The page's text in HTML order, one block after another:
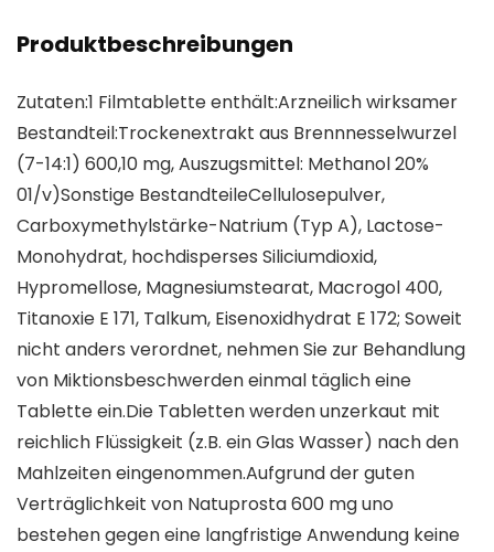
Produktbeschreibungen
Zutaten:1 Filmtablette enthält:Arzneilich wirksamer
Bestandteil:Trockenextrakt aus Brennnesselwurzel
(7-14:1) 600,10 mg, Auszugsmittel: Methanol 20%
01/v)Sonstige BestandteileCellulosepulver,
Carboxymethylstärke-Natrium (Typ A), Lactose-
Monohydrat, hochdisperses Siliciumdioxid,
Hypromellose, Magnesiumstearat, Macrogol 400,
Titanoxie E 171, Talkum, Eisenoxidhydrat E 172; Soweit
nicht anders verordnet, nehmen Sie zur Behandlung
von Miktionsbeschwerden einmal täglich eine
Tablette ein.Die Tabletten werden unzerkaut mit
reichlich Flüssigkeit (z.B. ein Glas Wasser) nach den
Mahlzeiten eingenommen.Aufgrund der guten
Verträglichkeit von Natuprosta 600 mg uno
bestehen gegen eine langfristige Anwendung keine